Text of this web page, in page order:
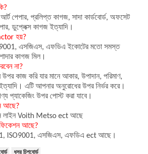
পেপার, প্রলিপ্ত কাগজ, সাদা কার্ডবোর্ড, অফসেট
ডুপ্লেক্স কাগজ ইত্যাদি।
হয়?
এসজিএস, এফডিএ ইকোটের মতো সমস্ত
কাগজ মিল।
না?
কাজ করি যার মানে আকার, উপাদান, পরিমাণ,
এটি আপনার অনুরোধের উপর নির্ভর করে।
প্যাকেজিং উপর পোস্ট করা যাবে।
আছে?
লাইন Voith Metso ect আছে
আছে?
ISO9001, এসজিএস, এফডিএ ect আছে।
ধূসর চিপবোর্ড